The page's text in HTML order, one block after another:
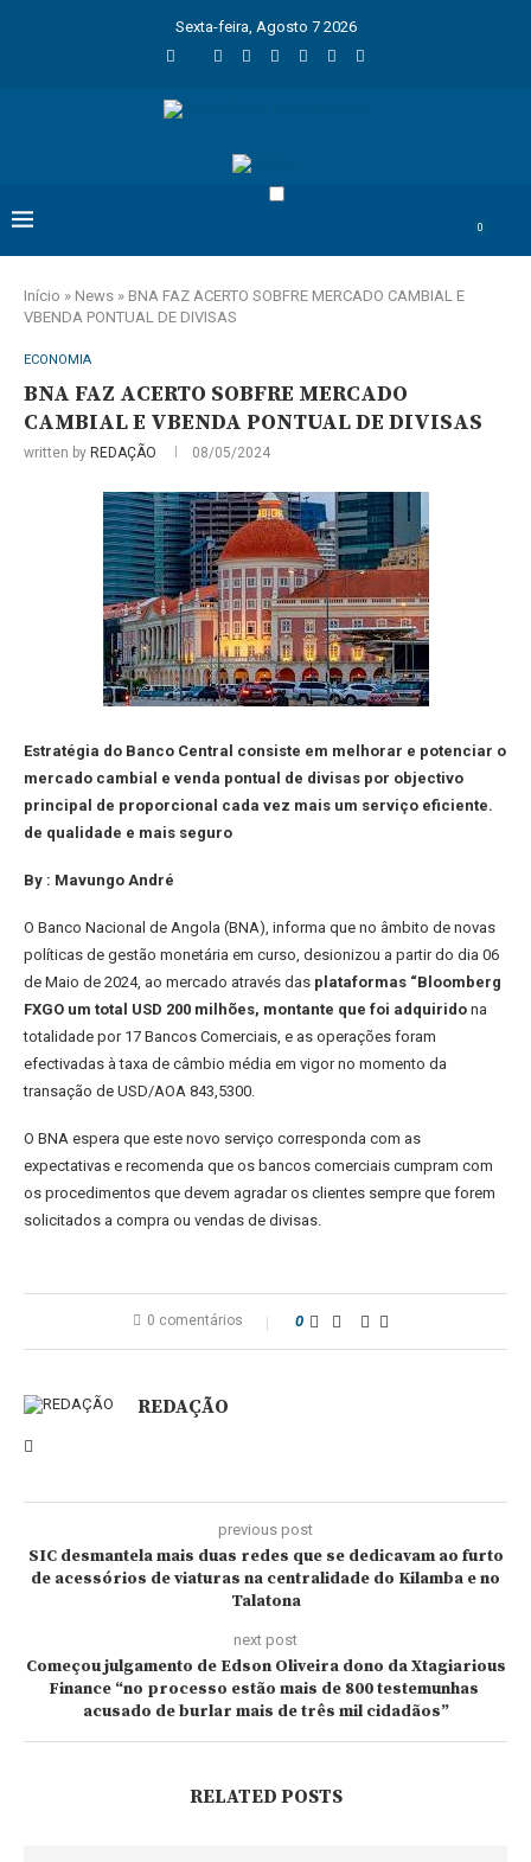
Sexta-feira, Agosto 7 2026
0
Início » News » BNA FAZ ACERTO SOBFRE MERCADO CAMBIAL E
VBENDA PONTUAL DE DIVISAS
ECONOMIA
BNA FAZ ACERTO SOBFRE MERCADO
CAMBIAL E VBENDA PONTUAL DE DIVISAS
written by REDAÇÃO 08/05/2024
Estratégia do Banco Central consiste em melhorar e potenciar o
mercado cambial e venda pontual de divisas por objectivo
principal de proporcional cada vez mais um serviço eficiente.
de qualidade e mais seguro
By : Mavungo André
O Banco Nacional de Angola (BNA), informa que no âmbito de novas
políticas de gestão monetária em curso, desionizou a partir do dia 06
de Maio de 2024, ao mercado através das plataformas “Bloomberg
FXGO um total USD 200 milhões, montante que foi adquirido na
totalidade por 17 Bancos Comerciais, e as operações foram
efectivadas à taxa de câmbio média em vigor no momento da
transação de USD/AOA 843,5300.
O BNA espera que este novo serviço corresponda com as
expectativas e recomenda que os bancos comerciais cumpram com
os procedimentos que devem agradar os clientes sempre que forem
solicitados a compra ou vendas de divisas.
0 comentários 0
REDAÇÃO
previous post
SIC desmantela mais duas redes que se dedicavam ao furto
de acessórios de viaturas na centralidade do Kilamba e no
Talatona
next post
Começou julgamento de Edson Oliveira dono da Xtagiarious
Finance “no processo estão mais de 800 testemunhas
acusado de burlar mais de três mil cidadãos”
RELATED POSTS